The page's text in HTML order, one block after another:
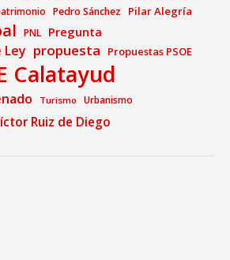
Pedro Sánchez Pilar Alegría
PNL Pregunta
Ley propuesta Propuestas PSOE
Calatayud
Turismo Urbanismo
Ruiz de Diego